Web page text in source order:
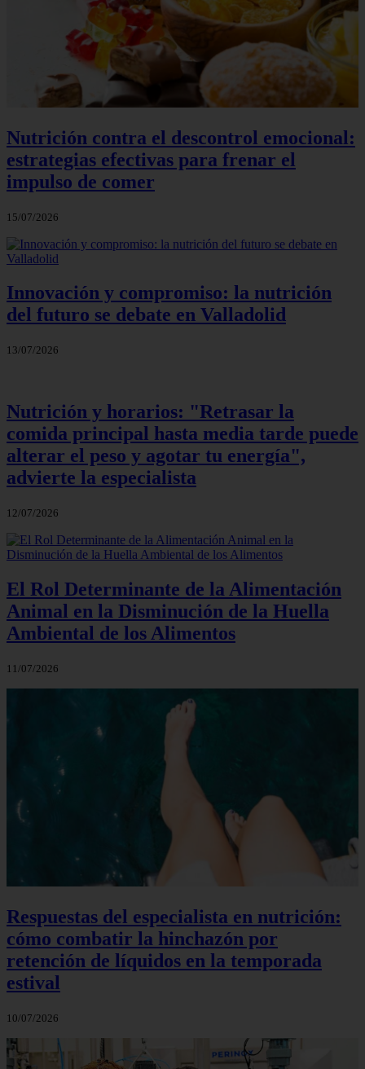
Nutrición contra el descontrol emocional:
estrategias efectivas para frenar el
impulso de comer
15/07/2026
Innovación y compromiso: la nutrición
del futuro se debate en Valladolid
13/07/2026
Nutrición y horarios: "Retrasar la
comida principal hasta media tarde puede
alterar el peso y agotar tu energía",
advierte la especialista
12/07/2026
El Rol Determinante de la Alimentación
Animal en la Disminución de la Huella
Ambiental de los Alimentos
11/07/2026
Respuestas del especialista en nutrición:
cómo combatir la hinchazón por
retención de líquidos en la temporada
estival
10/07/2026